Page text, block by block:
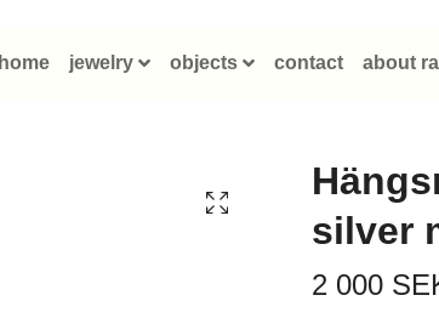
home jewelry objects contact about
silver
2 000